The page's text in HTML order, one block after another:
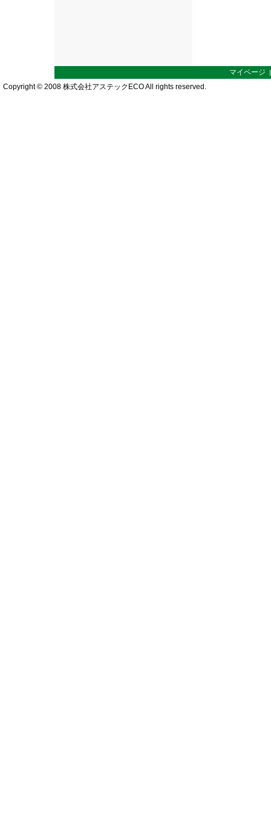
マイページ
Copyright © 2008 株式会社アステックECO All rights reserved.